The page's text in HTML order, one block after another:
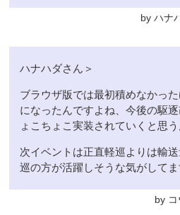
by ハナ
ハナハダさん＞
ブラウザ版では最初積めなかっ
になったんですよね、今後の駆
ょこちょこ実装されていくと思
次イベントは正直軽巡よりは輸
巡の方が活躍しそうな気がして
by